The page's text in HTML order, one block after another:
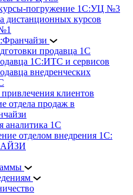
погружение 1С:УЦ №3
дистанционных курсов
продавца 1С
1С:ИТС и сервисов
внедренческих
клиентов
отдела продаж в
аналитика 1С
отделом внедрения 1С: